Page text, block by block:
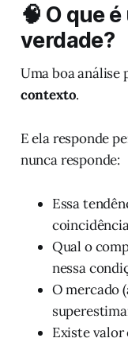
🧠 O que
verdade?
Uma boa análise
contexto.
E ela responde
nunca responde:
Essa
Qual o
nessa
O mercado
Existe valor